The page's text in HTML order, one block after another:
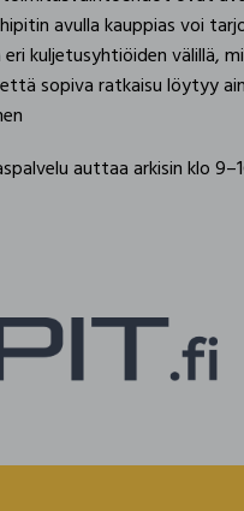
avulla kauppias voi
kuljetusyhtiöiden välillä,
sopiva ratkaisu löytyy
auttaa arkisin klo